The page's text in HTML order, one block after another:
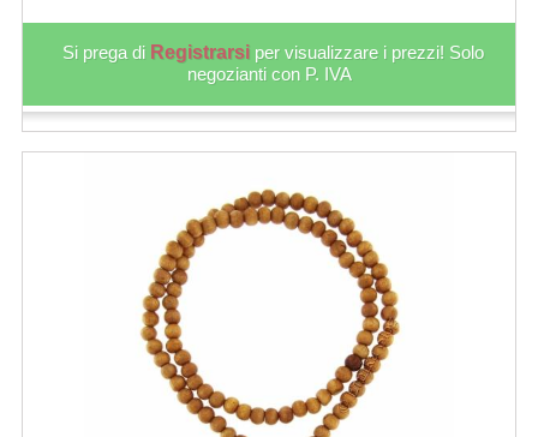
Si prega di Registrarsi per visualizzare i prezzi! Solo
negozianti con P. IVA